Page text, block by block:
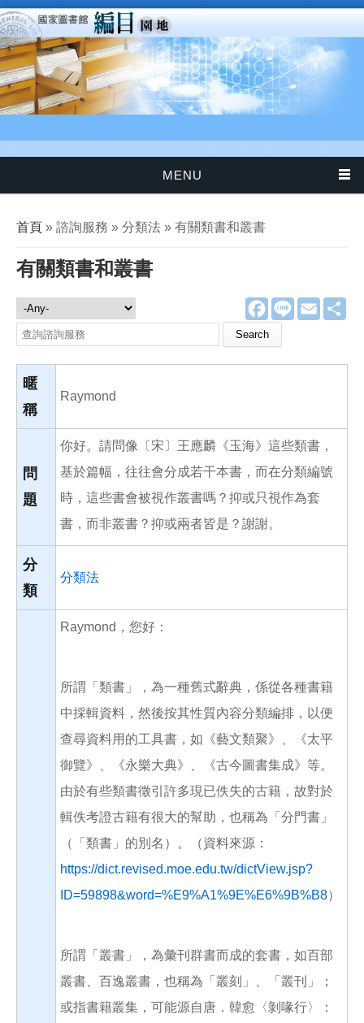
移至主內容
MENU
您在這裡
首頁 » 諮詢服務 » 分類法 » 有關類書和叢書
有關類書和叢書
F
a
e
o
L
E
m
諮詢服務
Search this site
暱
稱
Raymond
問
題
你好。請問像〔宋〕王應麟《玉海》這些類書，
基於篇幅，往往會分成若干本書，而在分類編號
時，這些書會被視作叢書嗎？抑或只視作為套
書，而非叢書？抑或兩者皆是？謝謝。
分
類
分類法
Raymond，您好：
所謂「類書」，為一種舊式辭典，係從各種書籍
中採輯資料，然後按其性質內容分類編排，以便
查尋資料用的工具書，如《藝文類聚》、《太平
御覽》、《永樂大典》、《古今圖書集成》等。
由於有些類書徵引許多現已佚失的古籍，故對於
輯佚考證古籍有很大的幫助，也稱為「分門書」
（「類書」的別名）。（資料來源：
https://dict.revised.moe.edu.tw/dictView.jsp?
ID=59898&word=%E9%A1%9E%E6%9B%B8）
所謂「叢書」，為彙刊群書而成的套書，如百部
叢書、百逸叢書，也稱為「叢刻」、「叢刊」；
或指書籍叢集，可能源自唐．韓愈〈剝喙行〉：